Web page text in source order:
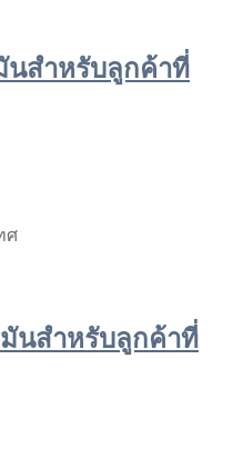
นสำหรับลูกค้าที่
ศ
มันสำหรับลูกค้าที่